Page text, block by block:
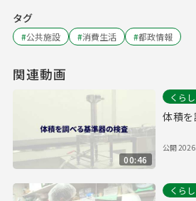
タグ
#公共施設 #消費生活 #都政情報
関連動画
00:46
くら
体積
公開
くら